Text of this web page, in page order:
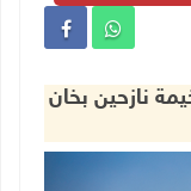
نازحين بخان